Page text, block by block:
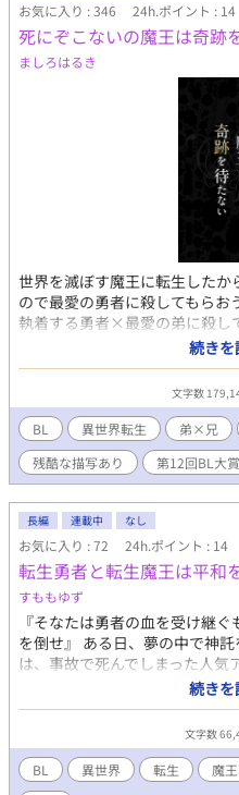
お気に入り : 346 24h.ポイント : 14
死にぞこないの魔王は奇跡
ましろはるき
世界を滅ぼす魔王に転生したか
ので最愛の勇者に殺してもらお
執着する勇者×最愛の弟に殺
き当主であるアリスティドは
たことをきっかけに前世の記
愛読していた小説『緋閃のグ
同様の未来が訪れるのならば
王へと変貌する。そして勇者と
される――。 アリスティドは
立ち回るが、身内の裏切りによ
なってしまう。 物語と同じ悲
殺戮されていくのをただ見て
が唯一すがった希望は、勇者と
うこと。 そうして迎えた勇者
ファリスの手で殺されたはずの
らえられていた。 なぜ物語と
になって悪魔の支配から抜け
アリスティドはシグファリス
し釈明する間もなくシグファ
の表現上、暴力や拷問などの残
らを推奨・容認する意図はあ
ろう（ムーンライトノベルズ）
続きを
文字数
BL 異世界転生 弟×兄
残酷な描写あり
第12回BL大賞
長編 連載中 なし
お気に入り : 72 24h.ポイント : 14
転生勇者と転生魔王は平和
すももゆず
『そなたは勇者の血を受け継
を倒せ』 ある日、夢の中で神
は、事故で死んでしまった人気
った。 でも急に勇者になれな
らしたいだけなのに！ そんな
い人型の魔物に出会う。その
空！？」と前世の名前を叫ん
それが、魔王だった。 元アイド
して生まれ変わり、平和を求め
続きを
文字数
BL 異世界 転生 魔